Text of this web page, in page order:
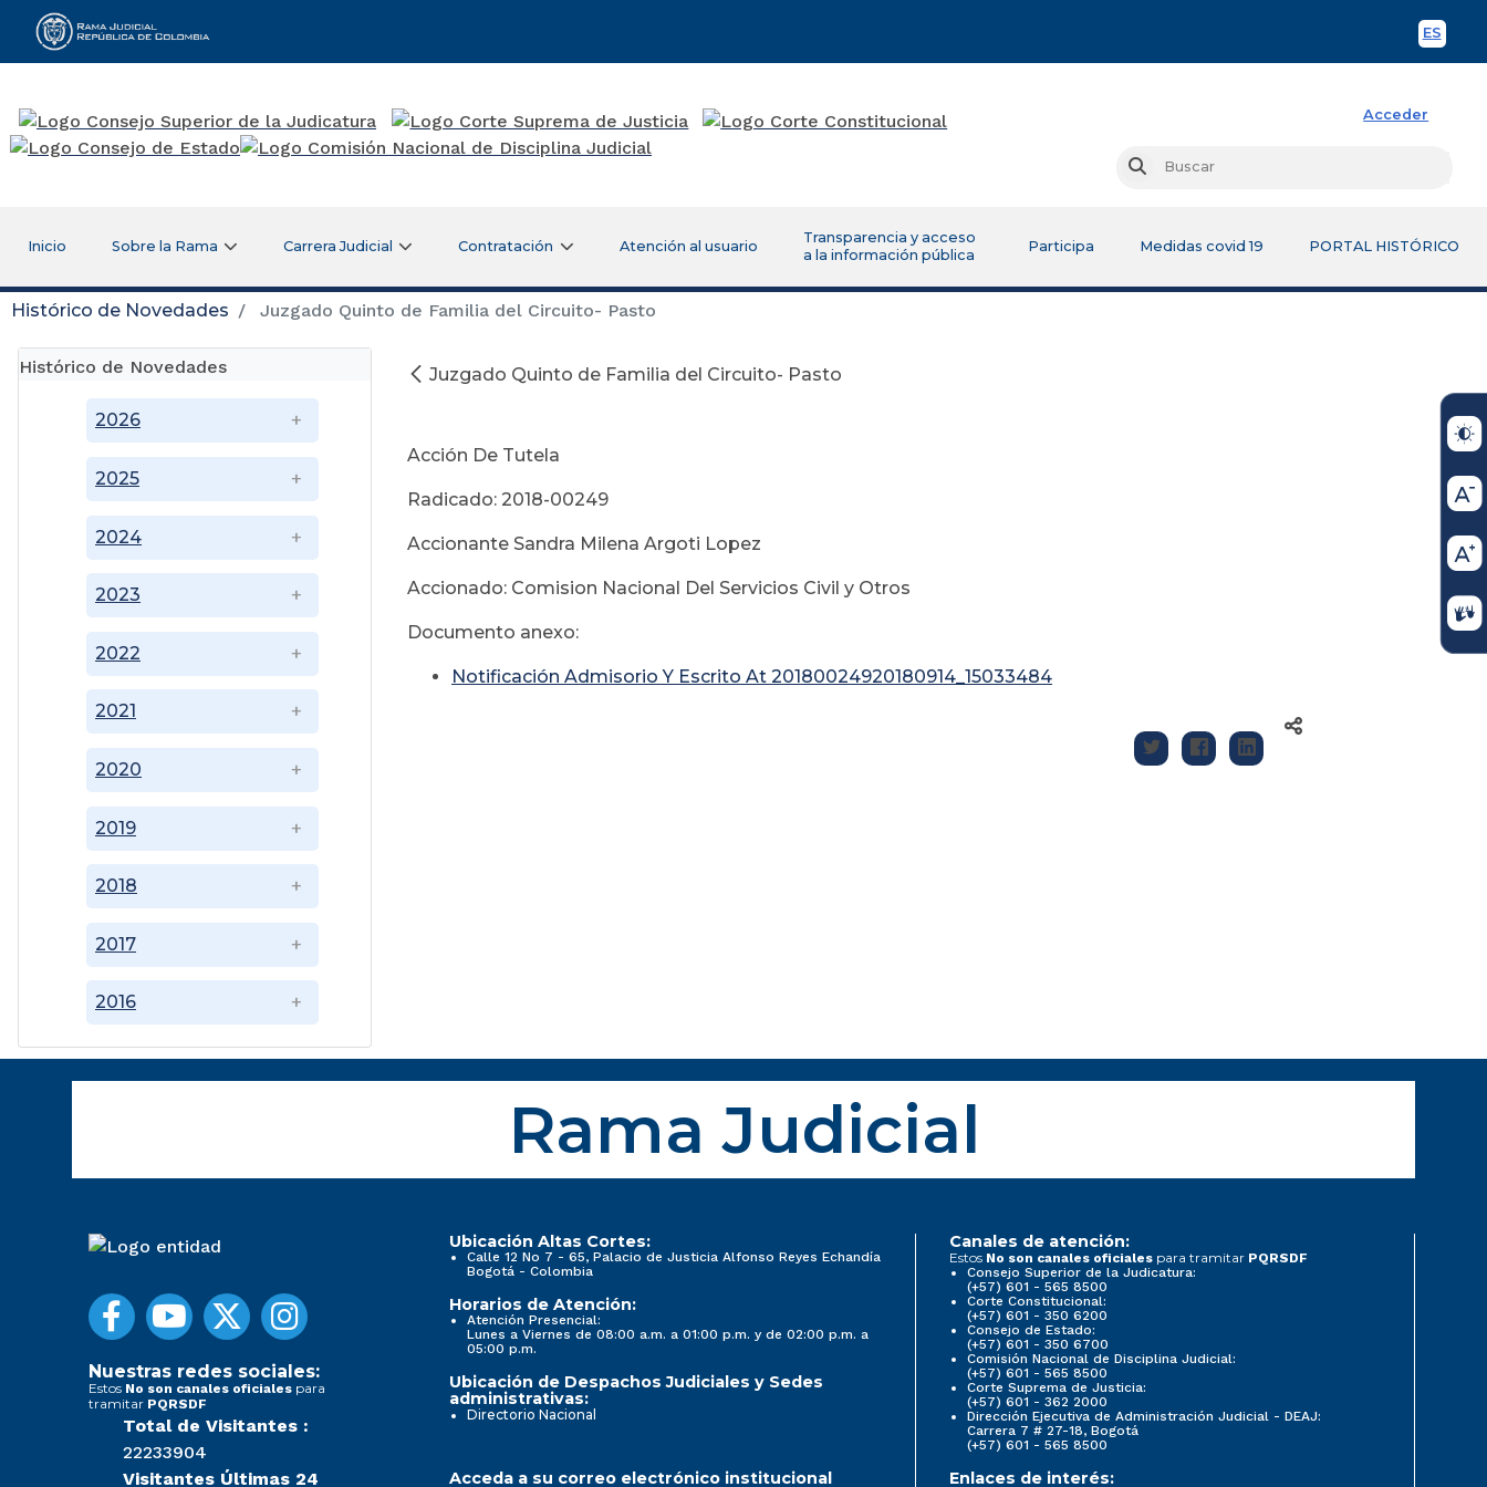
ES
Rama Judicial
Acceder
Buscar
Inicio Sobre la Rama Carrera Judicial Contratación Atención al usuario
Transparencia y acceso
a la información pública
Participa Medidas covid 19 PORTAL HISTÓRICO
Histórico de Novedades Juzgado Quinto de Familia del Circuito- Pasto
Histórico de Novedades
2016
2017
2018
2019
2020
2021
2022
2023
2024
2025
2026
Juzgado Quinto de Familia del Circuito- Pasto
Acción De Tutela
Radicado: 2018-00249
Accionante Sandra Milena Argoti Lopez
Accionado: Comision Nacional Del Servicios Civil y Otros
Documento anexo:
Notificación Admisorio Y Escrito At 20180024920180914_15033484
Rama Judicial
Nuestras redes sociales:
Estos No son canales oficiales para
tramitar PQRSDF
Total de Visitantes :
22233904
Visitantes Últimas 24
Ubicación Altas Cortes:
Calle 12 No 7 - 65, Palacio de Justicia Alfonso Reyes Echandía
Bogotá - Colombia
Horarios de Atención:
Atención Presencial:
Lunes a Viernes de 08:00 a.m. a 01:00 p.m. y de 02:00 p.m. a
05:00 p.m.
Ubicación de Despachos Judiciales y Sedes
administrativas:
Directorio Nacional
Canales de atención:
Estos No son canales oficiales para tramitar PQRSDF
Consejo Superior de la Judicatura:
(+57) 601 - 565 8500
Corte Constitucional:
(+57) 601 - 350 6200
Consejo de Estado:
(+57) 601 - 350 6700
Comisión Nacional de Disciplina Judicial:
(+57) 601 - 565 8500
Corte Suprema de Justicia:
(+57) 601 - 362 2000
Dirección Ejecutiva de Administración Judicial - DEAJ:
Carrera 7 # 27-18, Bogotá
(+57) 601 - 565 8500
Acceda a su correo electrónico institucional Enlaces de interés: